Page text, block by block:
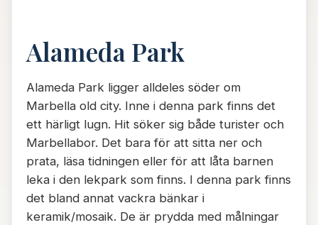
Alameda Park
Alameda Park ligger alldeles söder om
Marbella old city. Inne i denna park finns det
ett härligt lugn. Hit söker sig både turister och
Marbellabor. Det bara för att sitta ner och
prata, läsa tidningen eller för att låta barnen
leka i den lekpark som finns. I denna park finns
det bland annat vackra bänkar i
keramik/mosaik. De är prydda med målningar